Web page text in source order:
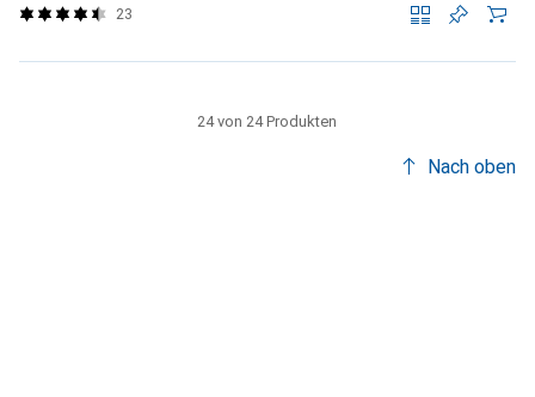
23
24 von 24 Produkten
Nach oben